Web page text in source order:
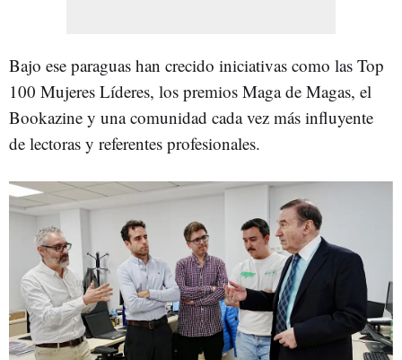
Bajo ese paraguas han crecido iniciativas como las Top
100 Mujeres Líderes, los premios Maga de Magas, el
Bookazine y una comunidad cada vez más influyente
de lectoras y referentes profesionales.